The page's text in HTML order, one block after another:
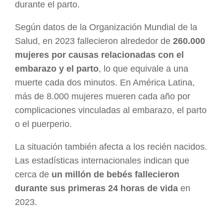
durante el parto.
Según datos de la Organización Mundial de la
Salud, en 2023 fallecieron alrededor de 260.000
mujeres por causas relacionadas con el
embarazo y el parto, lo que equivale a una
muerte cada dos minutos. En América Latina,
más de 8.000 mujeres mueren cada año por
complicaciones vinculadas al embarazo, el parto
o el puerperio.
La situación también afecta a los recién nacidos.
Las estadísticas internacionales indican que
cerca de un millón de bebés fallecieron
durante sus primeras 24 horas de vida en
2023.